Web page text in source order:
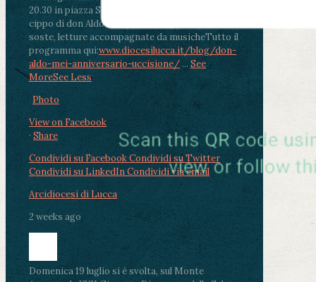
20.30 in piazza San Michele con conclusione al
cippo di don Aldo Mei (Porta Elisa). Durante le
soste, letture accompagnate da musicheTutto il
programma qui:www.diocesilucca.it/blog/don-
aldo-mei-anniversario-uccisione/ ... See
MoreSee Less
Photo
View on Facebook
· Share
Condividi su FacebookCondividi su Twitter
Condividi su LinkedInCondividi via email
Arcidiocesi di Lucca
2 weeks ago
Domenica 19 luglio si è svolta, sul Monte